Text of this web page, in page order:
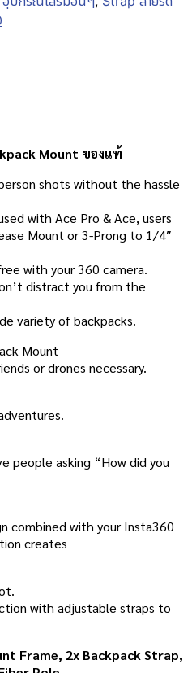
Mount ของแท้
shots without the hassle
with Ace Pro & Ace, users
Mount or 3-Prong to 1/4″
with your 360 camera.
distract you from the
variety of backpacks.
Mount
or drones necessary.
people asking “How did you
combined with your Insta360
creates
with adjustable straps to
Frame, 2x Backpack Strap,